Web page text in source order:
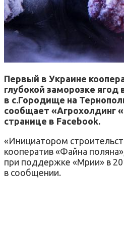
Первый в Украине
глубокой заморозке
в с.Городище на
сообщает «Агрохолдинг
странице в Facebook.
«Инициатором
кооператив «Файна
при поддержке «Мрии» в
в сообщении.